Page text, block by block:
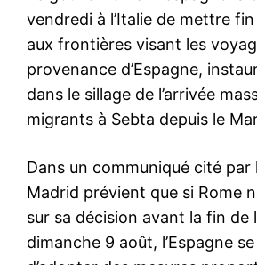
le1.ma
l'intelligence